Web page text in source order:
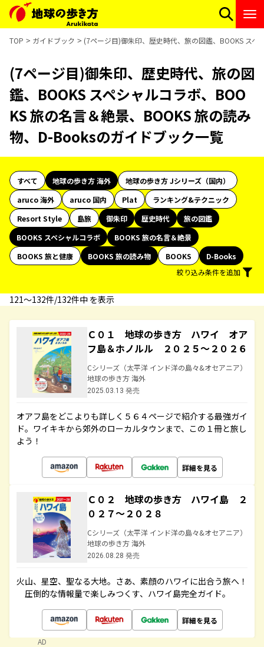
TOP ガイドブック (7ページ目)御朱印、歴史時代、旅の図鑑、BOOKS ス
(7ページ目)御朱印、歴史時代、旅の図
鑑、BOOKS スペシャルコラボ、BOO
KS 旅の名言＆絶景、BOOKS 旅の読み
物、D-Booksのガイドブック一覧
すべて 地球の歩き方 海外
地球の歩き方 Jシリーズ（国内）
aruco 海外
aruco 国内 Plat
ランキング&テクニック
Resort Style
島旅 御朱印 歴史時代
旅の図鑑
BOOKS スペシャルコラボ
BOOKS 旅の名言＆絶景
BOOKS 旅と健康
BOOKS 旅の読み物 BOOKS
D-Books
絞り込み条件を追加
121〜132件/132件中 を表示
Ｃ０１ 地球の歩き方 ハワイ オア
フ島＆ホノルル ２０２５～２０２６
Cシリーズ（太平洋 インド洋の島々&オセアニア）
地球の歩き方 海外
2025.03.13 発売
オアフ島をどこよりも詳しく５６４ページで紹介する最強ガイ
ド。ワイキキから郊外のローカルタウンまで、この１冊と旅し
よう！
詳細を見る
Ｃ０２ 地球の歩き方 ハワイ島 ２
０２７～２０２８
Cシリーズ（太平洋 インド洋の島々&オセアニア）
地球の歩き方 海外
2026.08.28 発売
火山、星空、聖なる大地――。さあ、素顔のハワイに出合う旅へ！
圧倒的な情報量で楽しみつくす、ハワイ島完全ガイド。
詳細を見る
AD